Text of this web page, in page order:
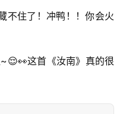
不住了！冲鸭！！你会火
这首《汝南》真的很